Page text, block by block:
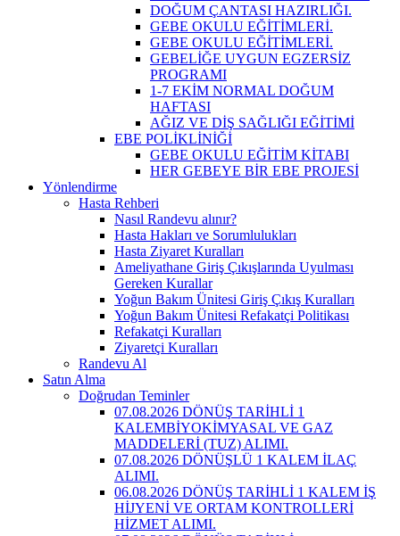
DOĞUM ÇANTASI HAZIRLIĞI.
GEBE OKULU EĞİTİMLERİ.
GEBE OKULU EĞİTİMLERİ.
GEBELİĞE UYGUN EGZERSİZ
PROGRAMI
1-7 EKİM NORMAL DOĞUM
HAFTASI
AĞIZ VE DİŞ SAĞLIĞI EĞİTİMİ
EBE POLİKLİNİĞİ
GEBE OKULU EĞİTİM KİTABI
HER GEBEYE BİR EBE PROJESİ
Yönlendirme
Hasta Rehberi
Nasıl Randevu alınır?
Hasta Hakları ve Sorumlulukları
Hasta Ziyaret Kuralları
Ameliyathane Giriş Çıkışlarında Uyulması
Gereken Kurallar
Yoğun Bakım Ünitesi Giriş Çıkış Kuralları
Yoğun Bakım Ünitesi Refakatçi Politikası
Refakatçi Kuralları
Ziyaretçi Kuralları
Randevu Al
Satın Alma
Doğrudan Teminler
07.08.2026 DÖNÜŞ TARİHLİ 1
KALEMBİYOKİMYASAL VE GAZ
MADDELERİ (TUZ) ALIMI.
07.08.2026 DÖNÜŞLÜ 1 KALEM İLAÇ
ALIMI.
06.08.2026 DÖNÜŞ TARİHLİ 1 KALEM İŞ
HİJYENİ VE ORTAM KONTROLLERİ
HİZMET ALIMI.